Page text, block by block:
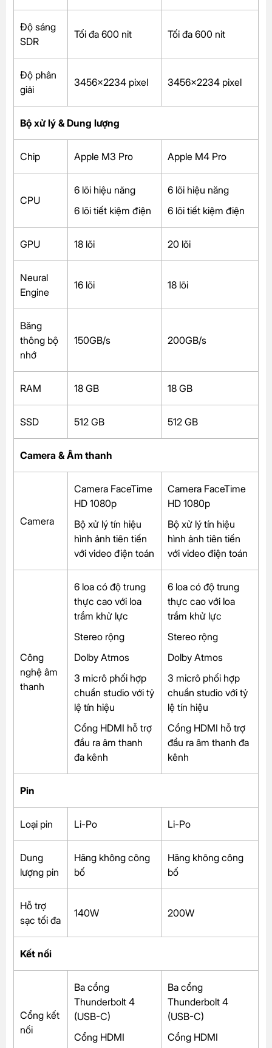
Độ sáng
SDR
Tối đa 600 nit Tối đa 600 nit
Độ phân
giải
3456×2234 pixel 3456×2234 pixel
Bộ xử lý & Dung lượng
Chip Apple M3 Pro Apple M4 Pro
CPU
6 lõi hiệu năng
6 lõi tiết kiệm điện
6 lõi hiệu năng
6 lõi tiết kiệm điện
GPU 18 lõi 20 lõi
Neural
Engine
16 lõi 18 lõi
Băng
thông bộ
nhớ
150GB/s 200GB/s
RAM 18 GB 18 GB
SSD 512 GB 512 GB
Camera & Âm thanh
Camera
Camera FaceTime
HD 1080p
Bộ xử lý tín hiệu
hình ảnh tiên tiến
với video điện toán
Camera FaceTime
HD 1080p
Bộ xử lý tín hiệu
hình ảnh tiên tiến
với video điện toán
Công
nghệ âm
thanh
6 loa có độ trung
thực cao với loa
trầm khử lực
Stereo rộng
Dolby Atmos
3 micrô phối hợp
chuẩn studio với tỷ
lệ tín hiệu
Cổng HDMI hỗ trợ
đầu ra âm thanh
đa kênh
6 loa có độ trung
thực cao với loa
trầm khử lực
Stereo rộng
Dolby Atmos
3 micrô phối hợp
chuẩn studio với tỷ
lệ tín hiệu
Cổng HDMI hỗ trợ
đầu ra âm thanh đa
kênh
Pin
Loại pin Li-Po Li-Po
Dung
lượng pin
Hãng không công
bố
Hãng không công
bố
Hỗ trợ
sạc tối đa
140W 200W
Kết nối
Cổng kết
nối
Ba cổng
Thunderbolt 4
(USB-C)
Cổng HDMI
Ba cổng
Thunderbolt 4
(USB-C)
Cổng HDMI